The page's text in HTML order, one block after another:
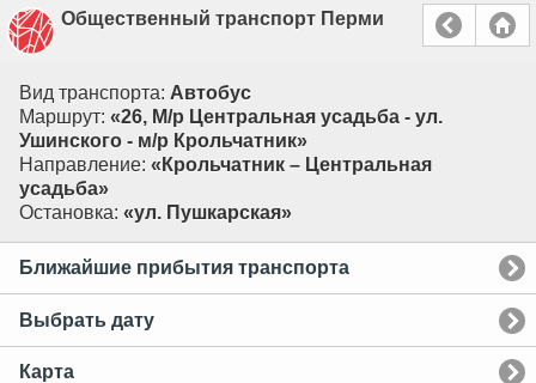
Общественный транспорт Перми
Вид транспорта: Автобус
Маршрут: «26, М/р Центральная усадьба - ул.
Ушинского - м/р Крольчатник»
Направление: «Крольчатник – Центральная
усадьба»
Остановка: «ул. Пушкарская»
Ближайшие прибытия транспорта
Выбрать дату
Карта